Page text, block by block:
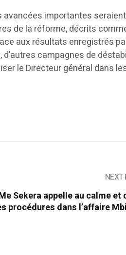
avancées importantes seraient
de la réforme, décrits
aux résultats enregistrés
campagnes de
le Directeur général dans
NEXT
Sekera appelle au calme et
procédures dans l’affaire